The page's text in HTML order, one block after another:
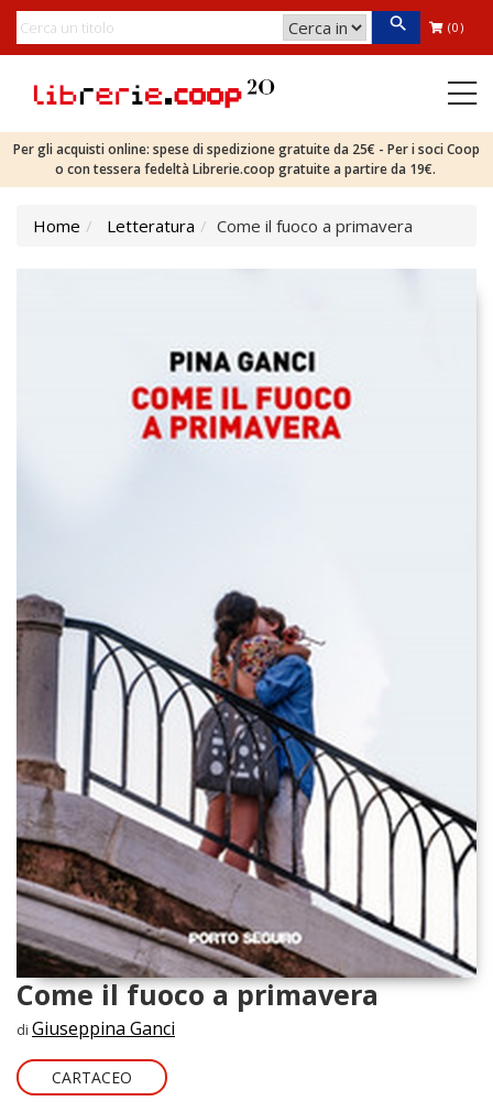
(0)
Per gli acquisti online: spese di spedizione gratuite da 25€ - Per i soci Coop
o con tessera fedeltà Librerie.coop gratuite a partire da 19€.
Home Letteratura Come il fuoco a primavera
Come il fuoco a primavera
di Giuseppina Ganci
CARTACEO